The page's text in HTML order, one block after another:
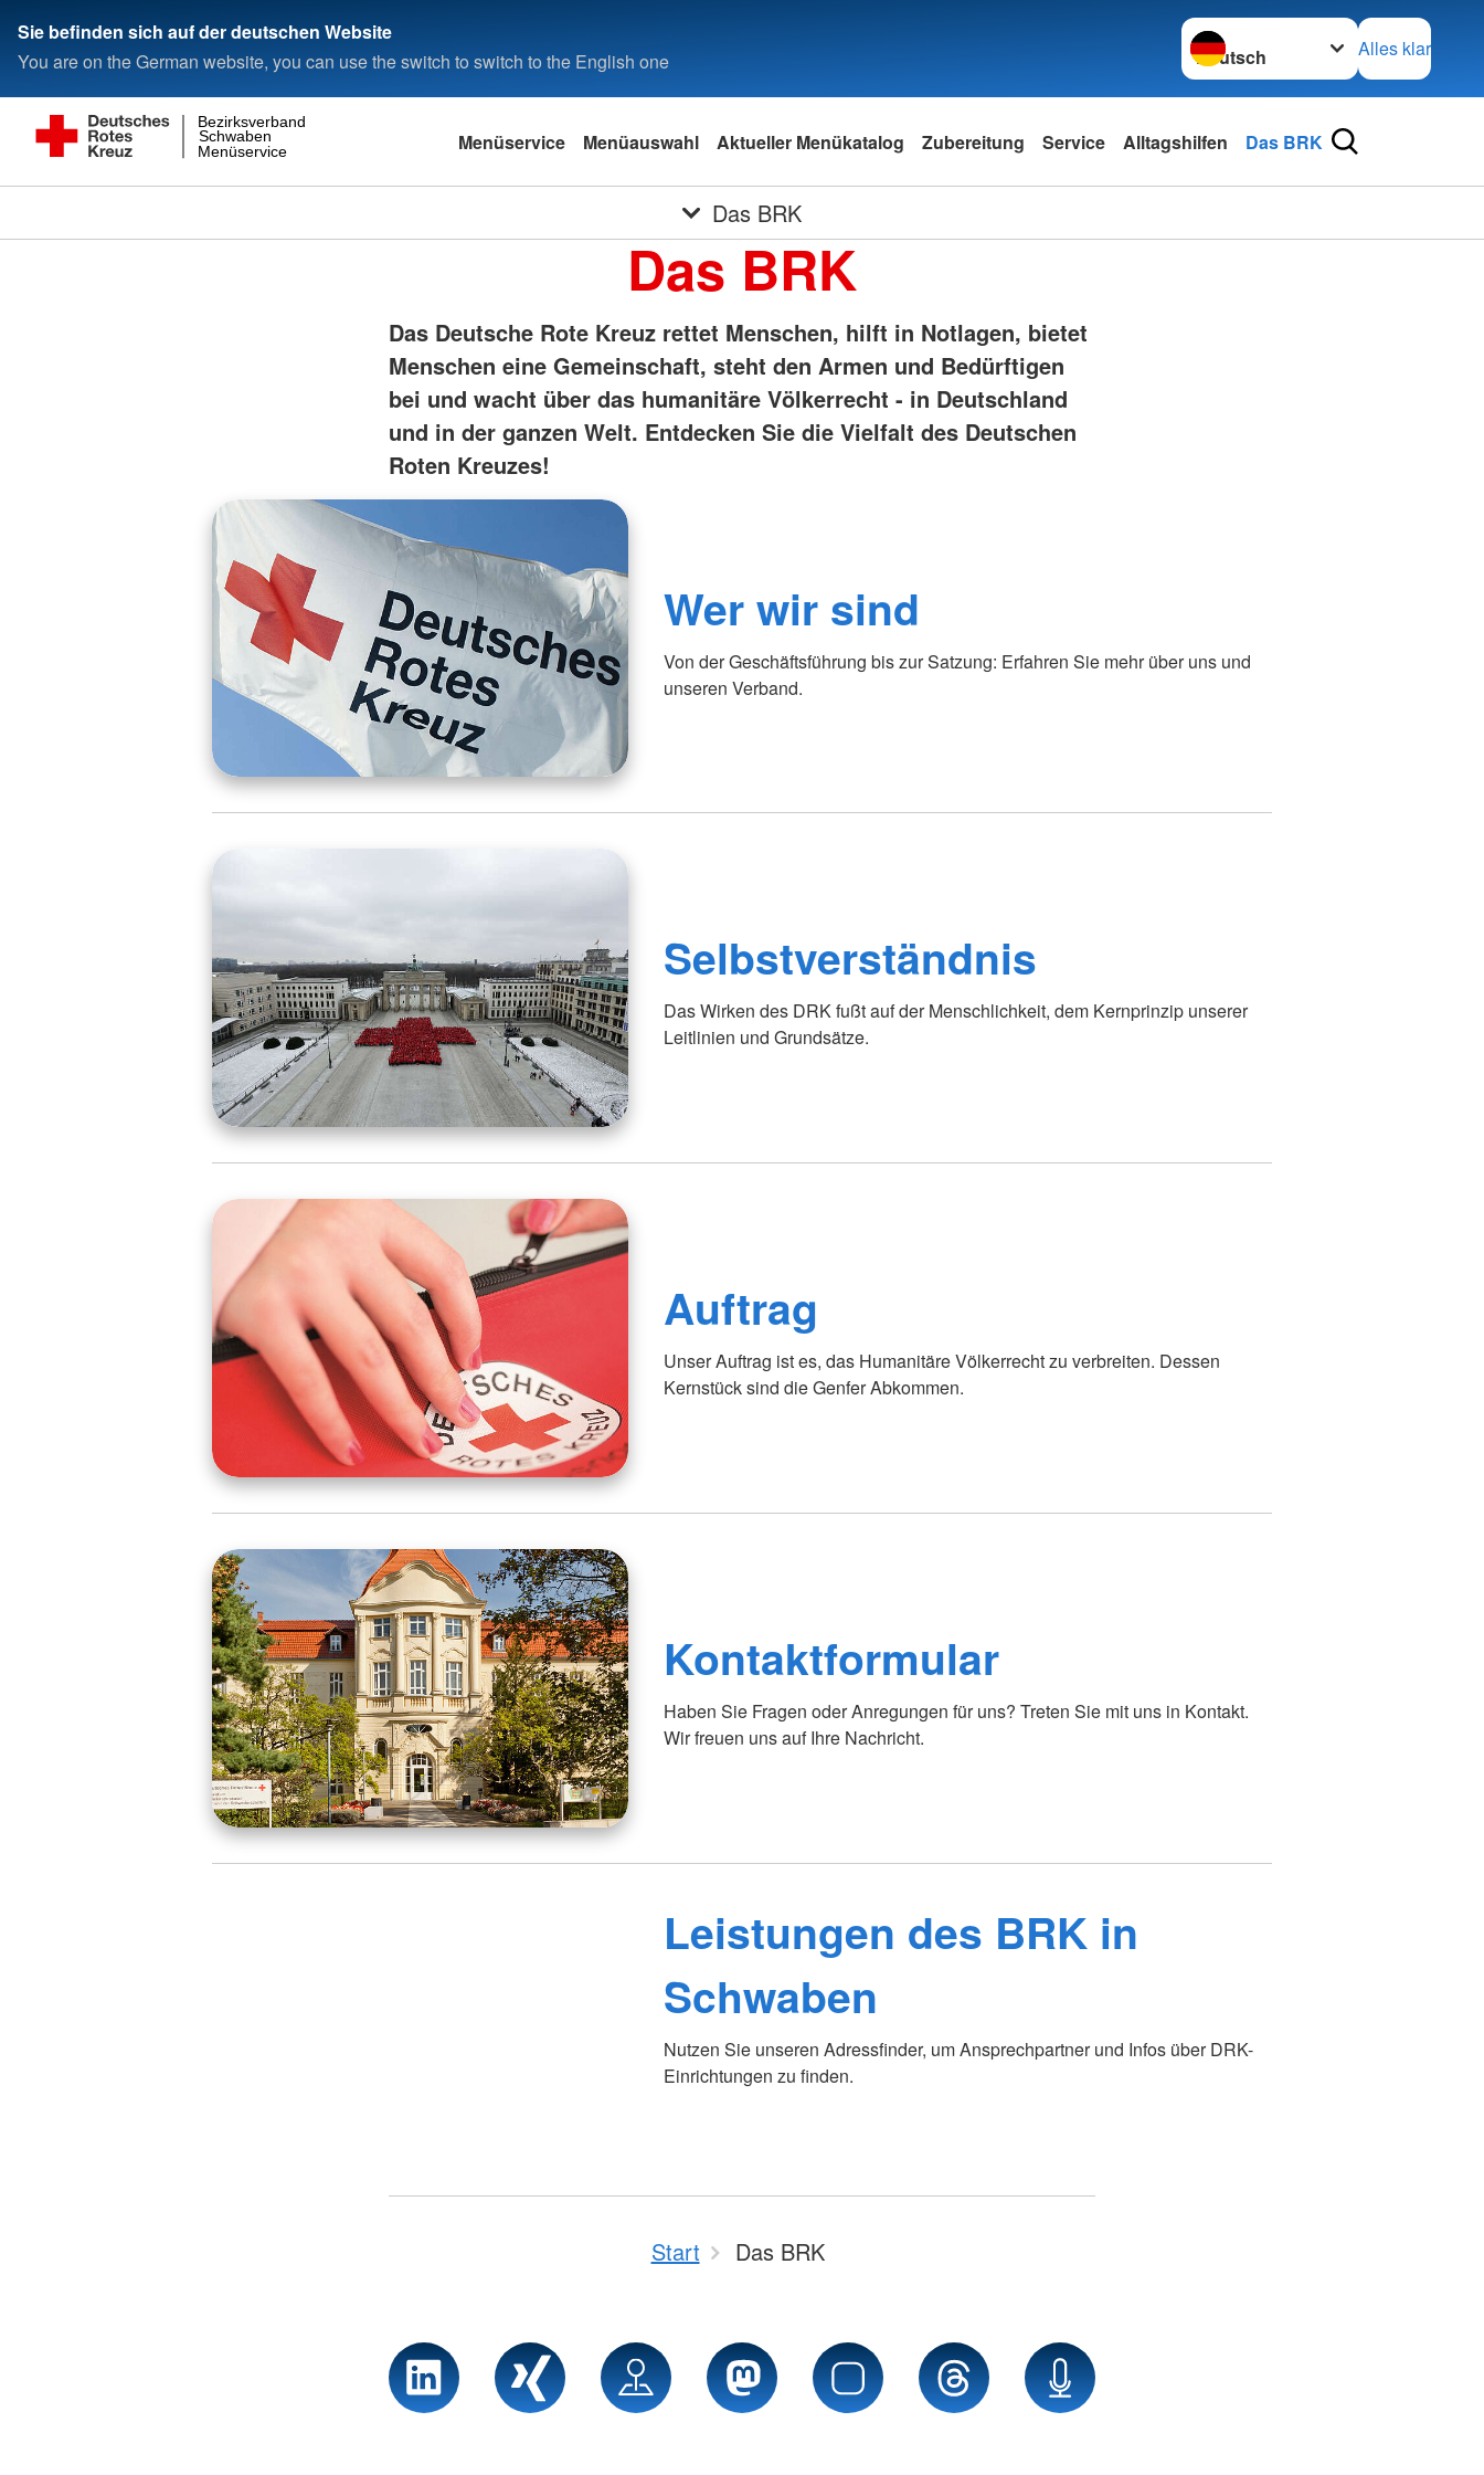
Sie befinden sich auf der deutschen Website
You are on the German website, you can use the switch to switch to the English one
Sprache wechseln zu
Alles klar
Menüservice
Schwaben
Bezirksverband
Menüservice Menüauswahl Aktueller Menükatalog Zubereitung Service Alltagshilfen Das BRK
Das BRK
Das BRK
Das Deutsche Rote Kreuz rettet Menschen, hilft in Notlagen, bietet
Menschen eine Gemeinschaft, steht den Armen und Bedürftigen
bei und wacht über das humanitäre Völkerrecht - in Deutschland
und in der ganzen Welt. Entdecken Sie die Vielfalt des Deutschen
Roten Kreuzes!
Wer wir sind
Von der Geschäftsführung bis zur Satzung: Erfahren Sie mehr über uns und
unseren Verband.
Selbstverständnis
Das Wirken des DRK fußt auf der Menschlichkeit, dem Kernprinzip unserer
Leitlinien und Grundsätze.
Auftrag
Unser Auftrag ist es, das Humanitäre Völkerrecht zu verbreiten. Dessen
Kernstück sind die Genfer Abkommen.
Kontaktformular
Haben Sie Fragen oder Anregungen für uns? Treten Sie mit uns in Kontakt.
Wir freuen uns auf Ihre Nachricht.
Leistungen des BRK in
Schwaben
Nutzen Sie unseren Adressfinder, um Ansprechpartner und Infos über DRK-
Einrichtungen zu finden.
Start Das BRK